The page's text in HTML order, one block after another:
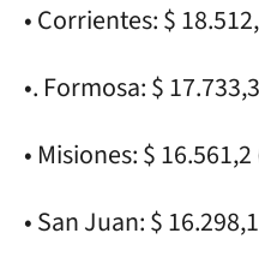
• Corrientes: $
•. Formosa: $
• Misiones: $
• San Juan: $